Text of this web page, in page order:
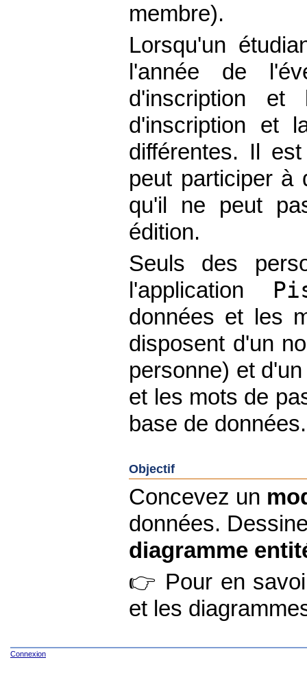
membre).
Lorsqu'un
l'année de
d'inscription
d'inscription et
différentes. Il
peut participer à
qu'il ne peut
édition.
Seuls des
l'application
données et les
disposent d'un
personne) et
et les mots de
base de données.
Objectif
Concevez un
données.
diagramme
👉 Pour en
et les
Connexion